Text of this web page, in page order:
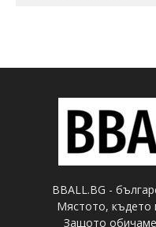
BBALL.BG -
Мястото, където
Защото